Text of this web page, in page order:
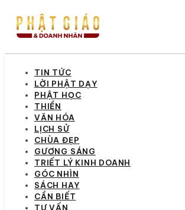
TIN TỨC
LỜI PHẬT DẠY
PHẬT HỌC
THIỀN
VĂN HÓA
LỊCH SỬ
CHÙA ĐẸP
GƯƠNG SÁNG
TRIẾT LÝ KINH DOANH
GÓC NHÌN
SÁCH HAY
CẦN BIẾT
TƯ VẤN